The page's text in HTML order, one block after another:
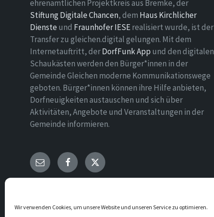
Wir verwenden Cookies, um unsere Website und unseren Service zu optimieren.
ehrenamtlichen Projektkreis aus Bremke, der
Stiftung Digitale Chancen, dem Haus Kirchlicher
Dienste und Fraunhofer IESErealisiert wurde, ist der
Transfer zu gleichen.digital gelungen. Mit dem
Internetauftritt, derDorfFunk App und den digitalen
Schaukästen werden den Bürger*innen in der
Gemeinde Gleichen moderne Kommunikationswege
geboten. Bürger*innen können ihre Hilfe anbieten,
Dorfneuigkeiten austauschen und sich über
Aktivitäten, Angebote und Veranstaltungen in der
Gemeinde informieren.
E- Facebook Twitter